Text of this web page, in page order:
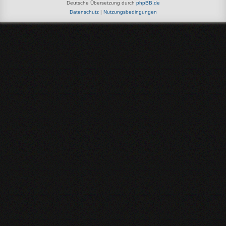
Deutsche Übersetzung durch phpBB.de
Datenschutz| Nutzungsbedingungen